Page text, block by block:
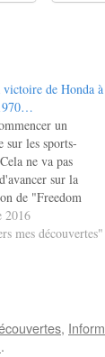
de Honda à
un
sur les sports-
ne va pas
sur la
de "Freedom
un tout autre
je viens de
2016
mes découvertes"
,
.